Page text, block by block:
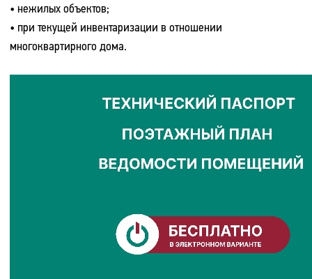
• нежилых объектов;
• при текущей инвентаризации в отношении
многоквартирного дома.